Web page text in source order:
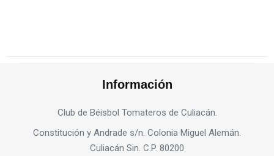
Información
Club de Béisbol Tomateros de Culiacán.
Constitución y Andrade s/n. Colonia Miguel Alemán.
Culiacán Sin. C.P. 80200